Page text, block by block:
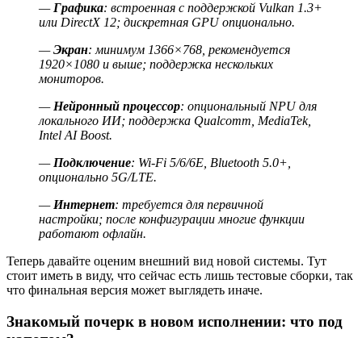
— Графика: встроенная с поддержкой Vulkan 1.3+
или DirectX 12; дискретная GPU опционально.
—Экран: минимум 1366×768, рекомендуется
1920×1080 и выше; поддержка нескольких
мониторов.
— Нейронный процессор: опциональный NPU для
локального ИИ; поддержка Qualcomm, MediaTek,
Intel AI Boost.
— Подключение: Wi-Fi 5/6/6E, Bluetooth 5.0+,
опционально 5G/LTE.
— Интернет: требуется для первичной
настройки; после конфигурации многие функции
работают офлайн.
Теперь давайте оценим внешний вид новой системы. Тут
стоит иметь в виду, что сейчас есть лишь тестовые сборки, так
что финальная версия может выглядеть иначе.
Знакомый почерк в новом исполнении: что под